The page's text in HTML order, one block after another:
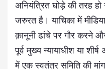
अनियंत्रित घोड़े की तरह
जरुरत है। याचिका में
क़ानूनी ढांचे पर गौर करने
पूर्व मुख्य न्यायाधीश या
में एक स्वतंत्र समिति की